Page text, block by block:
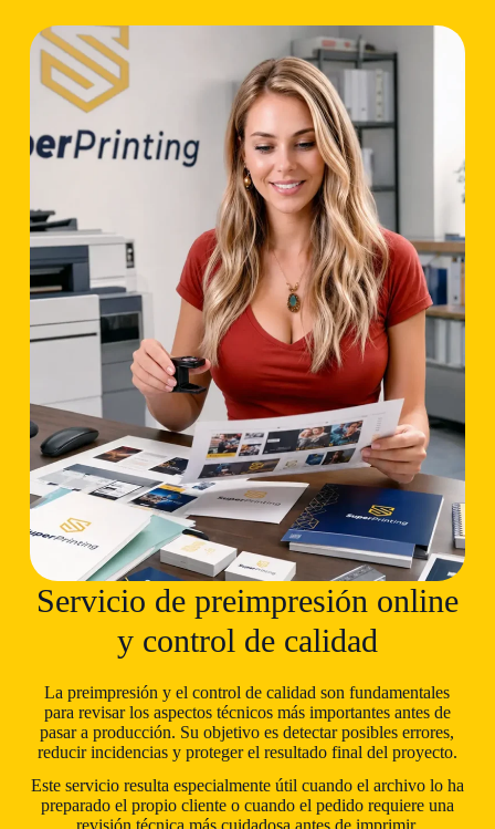
Servicio de preimpresión online
y control de calidad
La preimpresión y el control de calidad son fundamentales
para revisar los aspectos técnicos más importantes antes de
pasar a producción. Su objetivo es detectar posibles errores,
reducir incidencias y proteger el resultado final del proyecto.
Este servicio resulta especialmente útil cuando el archivo lo ha
preparado el propio cliente o cuando el pedido requiere una